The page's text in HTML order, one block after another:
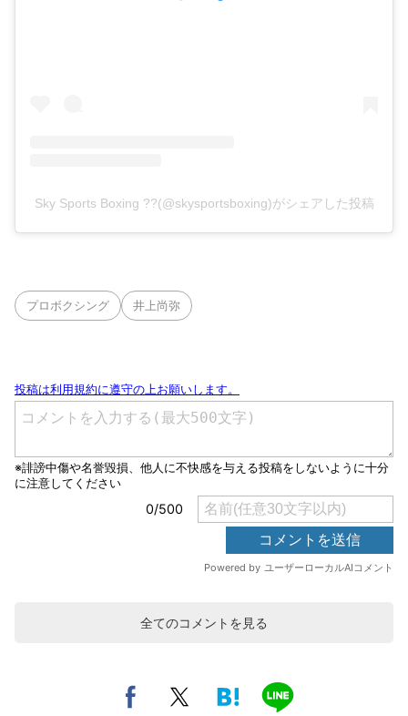
Sky Sports Boxing ??(@skysportsboxing)がシェアした投稿
プロボクシング 井上尚弥
全てのコメントを見る